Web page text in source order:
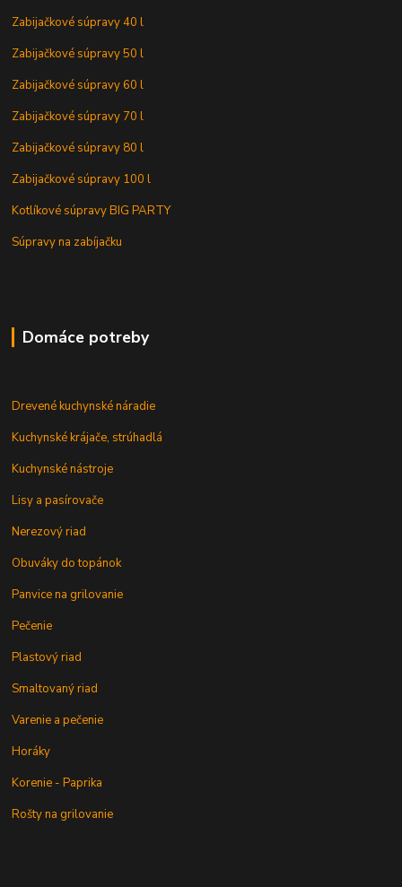
Zabijačkové súpravy 40 l
Zabijačkové súpravy 50 l
Zabijačkové súpravy 60 l
Zabijačkové súpravy 70 l
Zabijačkové súpravy 80 l
Zabijačkové súpravy 100 l
Kotlíkové súpravy BIG PARTY
Súpravy na zabíjačku
Domáce potreby
Drevené kuchynské náradie
Kuchynské krájače, strúhadlá
Kuchynské nástroje
Lisy a pasírovače
Nerezový riad
Obuváky do topánok
Panvice na grilovanie
Pečenie
Plastový riad
Smaltovaný riad
Varenie a pečenie
Horáky
Korenie - Paprika
Rošty na grilovanie